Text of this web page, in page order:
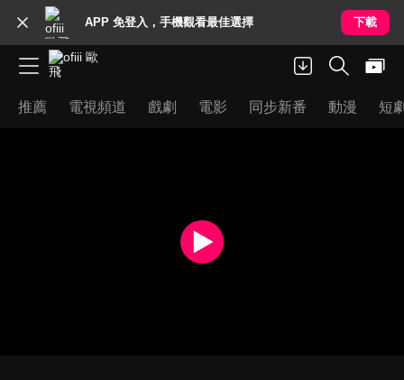
APP 免登入，手機觀看最佳選擇 下載
推薦 電視頻道 戲劇 電影 同步新番 動漫 短